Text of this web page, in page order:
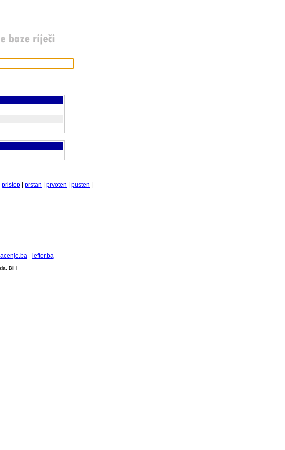
pristop prstan prvoten pusten
- leftor.ba
BiH